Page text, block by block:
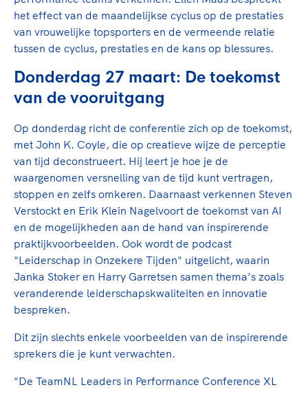
het effect van de maandelijkse cyclus op de prestaties
van vrouwelijke topsporters en de vermeende relatie
tussen de cyclus, prestaties en de kans op blessures.
Donderdag 27 maart: De toekomst
van de vooruitgang
Op donderdag richt de conferentie zich op de toekomst,
met John K. Coyle, die op creatieve wijze de perceptie
van tijd deconstrueert. Hij leert je hoe je de
waargenomen versnelling van de tijd kunt vertragen,
stoppen en zelfs omkeren. Daarnaast verkennen Steven
Verstockt en Erik Klein Nagelvoort de toekomst van AI
en de mogelijkheden aan de hand van inspirerende
praktijkvoorbeelden. Ook wordt de podcast
"Leiderschap in Onzekere Tijden" uitgelicht, waarin
Janka Stoker en Harry Garretsen samen thema’s zoals
veranderende leiderschapskwaliteiten en innovatie
bespreken.
Dit zijn slechts enkele voorbeelden van de inspirerende
sprekers die je kunt verwachten.
"De TeamNL Leaders in Performance Conference XL